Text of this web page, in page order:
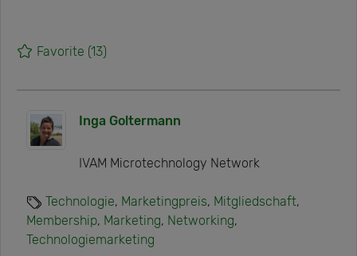
Favorite (13)
Inga Goltermann
IVAM Microtechnology Network
Technologie, Marketingpreis, Mitgliedschaft,
Membership, Marketing, Networking,
Technologiemarketing